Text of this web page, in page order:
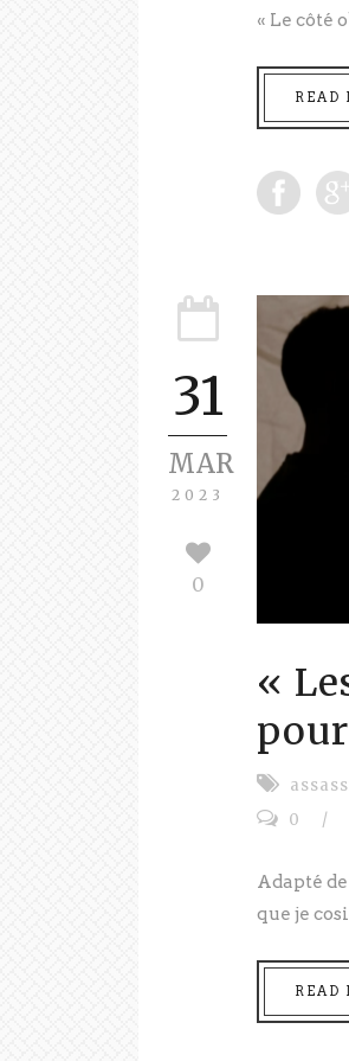
« Le côté
READ
31
MAR
2023
0
«
0
/
Adapté
que je
READ